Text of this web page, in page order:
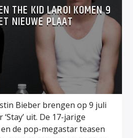
THE KID LAROI KOMEN 9
NIEUWE PLAAT
Bieber brengen op 9 juli
uit. De 17-jarige
de pop-megastar teasen